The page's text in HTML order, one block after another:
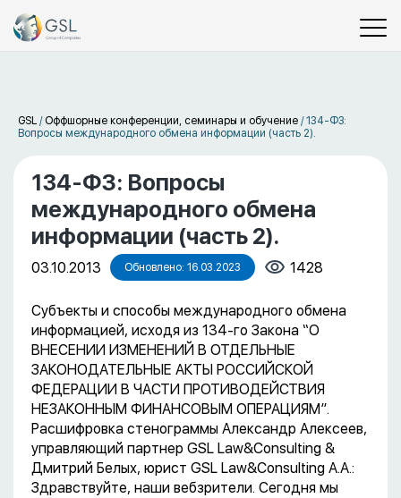
GSL / Оффшорные конференции, семинары и обучение /134-ФЗ:
Вопросы международного обмена информации (часть 2).
134-ФЗ: Вопросы
международного обмена
информации (часть 2).
03.10.2013 Обновлено: 16.03.2023 1428
Субъекты и способы международного обмена
информацией, исходя из 134-го Закона “О
ВНЕСЕНИИ ИЗМЕНЕНИЙ В ОТДЕЛЬНЫЕ
ЗАКОНОДАТЕЛЬНЫЕ АКТЫ РОССИЙСКОЙ
ФЕДЕРАЦИИ В ЧАСТИ ПРОТИВОДЕЙСТВИЯ
НЕЗАКОННЫМ ФИНАНСОВЫМ ОПЕРАЦИЯМ”.
Расшифровка стенограммы Александр Алексеев,
управляющий партнер GSL Law&Consulting &
Дмитрий Белых, юрист GSL Law&Consulting А.А.:
Здравствуйте, наши вебзрители. Сегодня мы